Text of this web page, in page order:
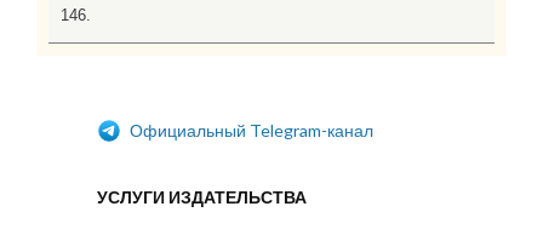
146.
Официальный Telegram-канал
УСЛУГИ ИЗДАТЕЛЬСТВА